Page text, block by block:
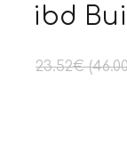
ibd
23.52€